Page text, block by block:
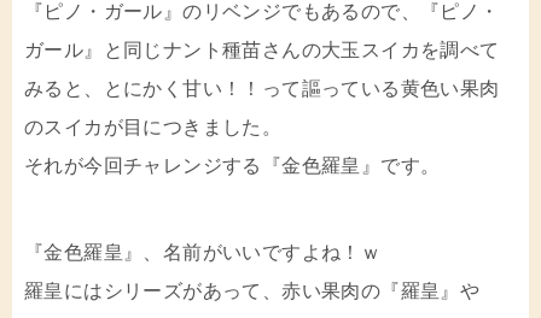
『ピノ・ガール』のリベンジでもあるので、『ピノ・
ガール』と同じナント種苗さんの大玉スイカを調べて
みると、とにかく甘い！！って謳っている黄色い果肉
のスイカが目につきました。
それが今回チャレンジする『金色羅皇』です。
『金色羅皇』、名前がいいですよね！ｗ
羅皇にはシリーズがあって、赤い果肉の『羅皇』や